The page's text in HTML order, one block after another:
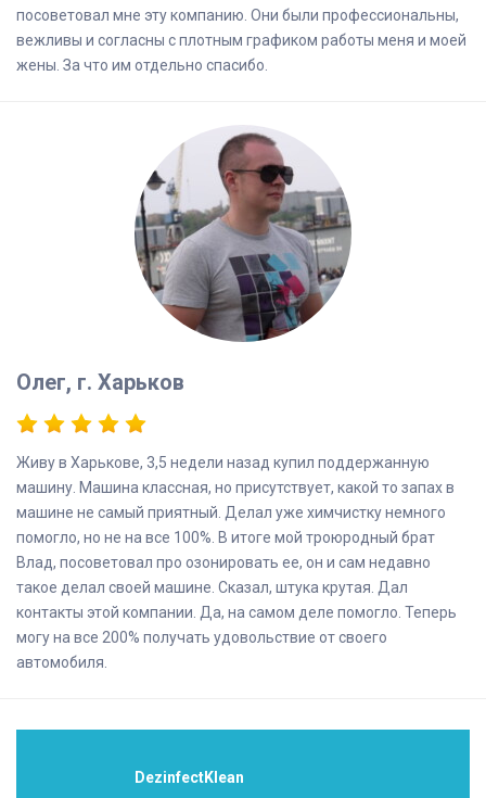
посоветовал мне эту компанию. Они были профессиональны,
вежливы и согласны с плотным графиком работы меня и моей
жены. За что им отдельно спасибо.
Олег, г. Харьков
Живу в Харькове, 3,5 недели назад купил поддержанную
машину. Машина классная, но присутствует, какой то запах в
машине не самый приятный. Делал уже химчистку немного
помогло, но не на все 100%. В итоге мой троюродный брат
Влад, посоветовал про озонировать ее, он и сам недавно
такое делал своей машине. Сказал, штука крутая. Дал
контакты этой компании. Да, на самом деле помогло. Теперь
могу на все 200% получать удовольствие от своего
автомобиля.
DezinfectKlean